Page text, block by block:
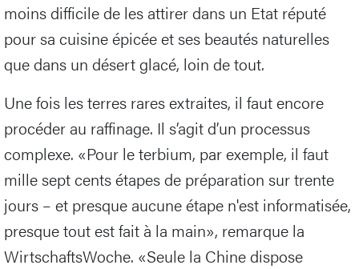
moins difficile de les attirer dans un Etat réputé
pour sa cuisine épicée et ses beautés naturelles
que dans un désert glacé, loin de tout.
Une fois les terres rares extraites, il faut encore
procéder au raffinage. Il s’agit d’un processus
complexe. «Pour le terbium, par exemple, il faut
mille sept cents étapes de préparation sur trente
jours – et presque aucune étape n'est informatisée,
presque tout est fait à la main», remarque la
WirtschaftsWoche. «Seule la Chine dispose